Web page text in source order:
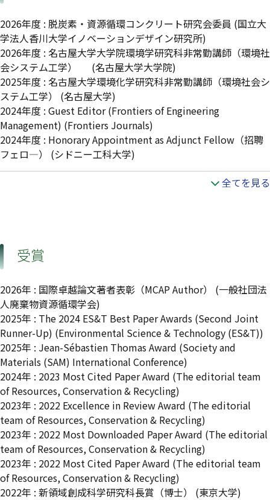
2026年度 : 脱炭素・資源循環コンクリート研究会委員 (国立大
学法人香川大学イノベーションデザイン研究所)
2026年度 : 名古屋大学大学院環境学研究科非常勤講師（環境社
会システム工学）
(名古屋大学大学院)
2025年度 : 名古屋大学環境化学研究科非常勤講師（環境社会シ
ステム工学）
(名古屋大学)
2024年度 : Guest Editor (Frontiers of Engineering
Management) (Frontiers Journals)
2024年度 : Honorary Appointment as Adjunct Fellow（招聘
フェロ—）
(シドニー工科大学)
全てを見る
受賞
2026年 : 国際卓越論文著者表彰（MCAP Author） (一般社団法
人廃棄物資源循環学会)
2025年 : The 2024 ES&T Best Paper Awards (Second Joint
Runner-Up) (Environmental Science & Technology (ES&T))
2025年 : Jean-Sébastien Thomas Award (Society and
Materials (SAM) International Conference)
2024年 : 2023 Most Cited Paper Award (The editorial team
of Resources, Conservation & Recycling)
2023年 : 2022 Excellence in Review Award (The editorial
team of Resources, Conservation & Recycling)
2023年 : 2022 Most Downloaded Paper Award (The editorial
team of Resources, Conservation & Recycling)
2023年 : 2022 Most Cited Paper Award (The editorial team
of Resources, Conservation & Recycling)
2022年 : 新領域創成科学研究科長賞（博士） (東京大学)